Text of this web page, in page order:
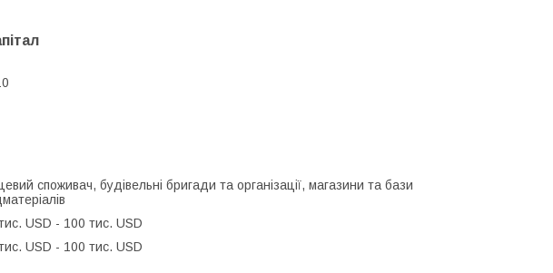
споживач, будівельні бригади та організації, магазини та бази
USD - 100 тис. USD
USD - 100 тис. USD